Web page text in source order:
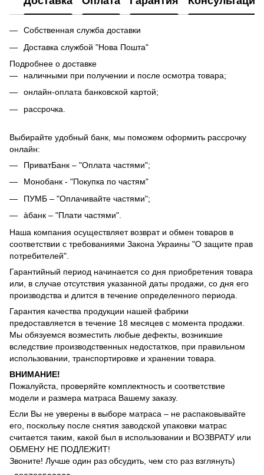
Собственная служба доставки
Доставка службой "Нова Пошта"
Подробнее о доставке
наличными при получении и после осмотра товара;
онлайн-оплата банковской картой;
рассрочка.
Выбирайте удобный банк, мы поможем оформить рассрочку
онлайн:
ПриватБанк – "Оплата частями";
Монобанк - "Покупка по частям"
ПУМБ – "Оплачивайте частями";
àбанк – "Плати частями".
Наша компания осуществляет возврат и обмен товаров в
соответствии с требованиями Закона Украины "О защите прав
потребителей".
Гарантийный период начинается со дня приобретения товара
или, в случае отсутствия указанной даты продажи, со дня его
производства и длится в течение определенного периода.
Гарантия качества продукции нашей фабрики
предоставляется в течение 18 месяцев с момента продажи.
Мы обязуемся возместить любые дефекты, возникшие
вследствие производственных недостатков, при правильном
использовании, транспортировке и хранении товара.
ВНИМАНИЕ!
Пожалуйста, проверяйте комплектность и соответствие
модели и размера матраса Вашему заказу.
Если Вы не уверены в выборе матраса – не распаковывайте
его, поскольку после снятия заводской упаковки матрас
считается таким, какой был в использовании и ВОЗВРАТУ или
ОБМЕНУ НЕ ПОДЛЕЖИТ!
Звоните! Лучше один раз обсудить, чем сто раз взглянуть)